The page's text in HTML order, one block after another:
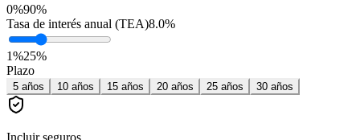
0%90%
Tasa de interés anual (TEA)8.0%
1%25%
Plazo
5 años 10 años 15 años 20 años 25 años 30 años